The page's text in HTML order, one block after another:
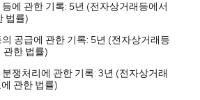
에 관한 기록: 5년 (전자상거래등에서
법률)
공급에 관한 기록: 5년 (전자상거래등
관한 법률)
쟁처리에 관한 기록: 3년 (전자상거래
관한 법률)